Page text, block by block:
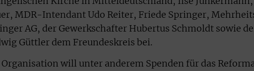
MDR-Intendant Udo Reiter, Friede Springer,
AG, der Gewerkschafter Hubertus Schmoldt sowie
Güttler dem Freundeskreis bei.
Organisation will unter anderem Spenden für das